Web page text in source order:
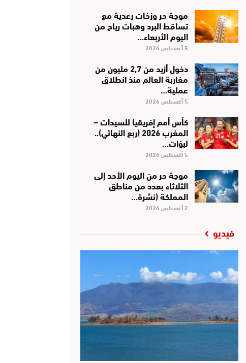
موجة حر وزخات رعدية مع
تساقط البرد وهبات رياح من
اليوم الأربعاء…
5 أغسطس 2026
دخول أزيد من 2,7 مليون من
مغاربة العالم منذ انطلاق
عملية…
5 أغسطس 2026
كأس أمم إفريقيا للسيدات –
المغرب 2026 (ربع النهائي)..
لبؤات…
5 أغسطس 2026
موجة حر من اليوم الأحد إلى
الثلاثاء بعدد من مناطق
المملكة (نشرة…
2 أغسطس 2026
فيديو